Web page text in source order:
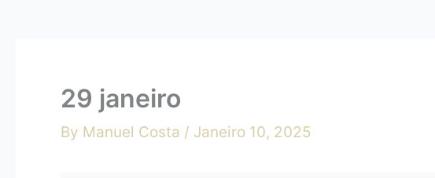
29 janeiro
By Manuel Costa / Janeiro 10, 2025